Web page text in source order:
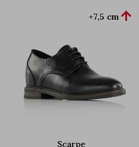
Scarpe
+7,5 cm 